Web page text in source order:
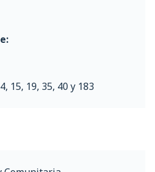
15, 19, 35, 40 y 183